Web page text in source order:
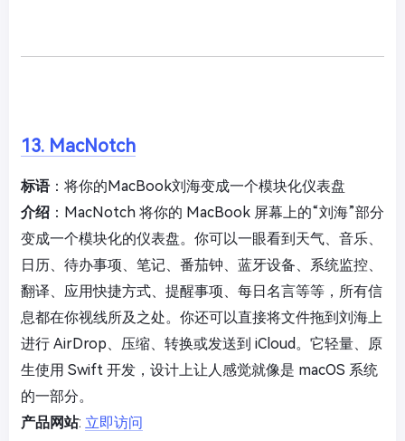
13. MacNotch
标语：将你的MacBook刘海变成一个模块化仪表盘
介绍 ：MacNotch 将你的 MacBook 屏幕上的“刘海”部分
变成一个模块化的仪表盘。你可以一眼看到天气、音乐、
日历、待办事项、笔记、番茄钟、蓝牙设备、系统监控、
翻译、应用快捷方式、提醒事项、每日名言等等，所有信
息都在你视线所及之处。你还可以直接将文件拖到刘海上
进行 AirDrop、压缩、转换或发送到 iCloud。它轻量、原
生使用 Swift 开发，设计上让人感觉就像是 macOS 系统
的一部分。
产品网站: 立即访问